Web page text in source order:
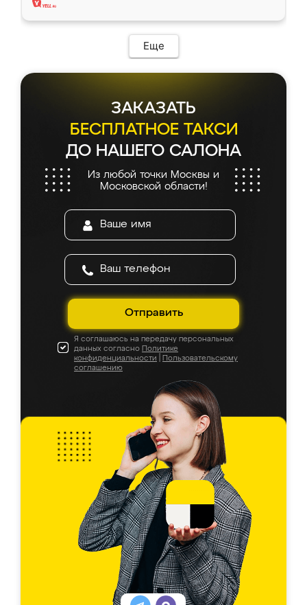
Еще
ЗАКАЗАТЬ
БЕСПЛАТНОЕ ТАКСИ
ДО НАШЕГО САЛОНА
Из любой точки Москвы и
Московской области!
Отправить
Я соглашаюсь на передачу персональных
данных согласно Политике
конфиденциальности
Пользовательскому
соглашению